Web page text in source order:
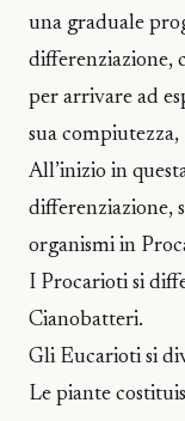
una graduale
differenziazione,
per arrivare ad
sua
All’inizio in
differenziazione,
organismi in
I Procarioti si
Cianobatteri.
Gli Eucarioti si
Le piante